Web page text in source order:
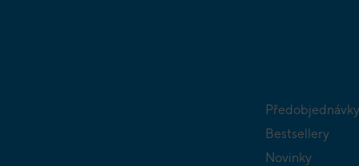
Předobjednávky
Bestsellery
Novinky